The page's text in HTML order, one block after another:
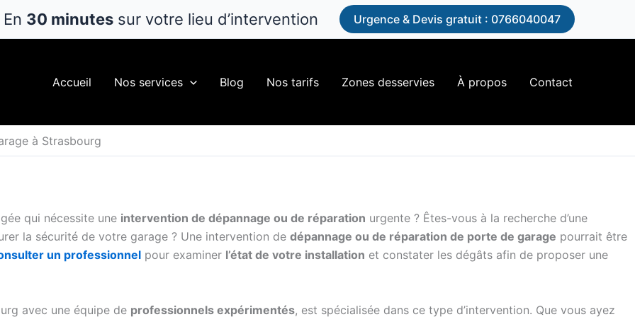
En 30 minutes sur votre lieu d’intervention Urgence & Devis gratuit : 0766040047
Accueil Nos services Blog Nos tarifs Zones desservies À propos Contact
à Strasbourg
qui nécessite une intervention de dépannage ou de réparation urgente ? Êtes-vous à la recherche d’une
la sécurité de votre garage ? Une intervention de dépannage ou de réparation de porte de garage pourrait être
un professionnel pour examiner l’état de votre installation et constater les dégâts afin de proposer une
avec une équipe de professionnels expérimentés, est spécialisée dans ce type d’intervention. Que vous ayez